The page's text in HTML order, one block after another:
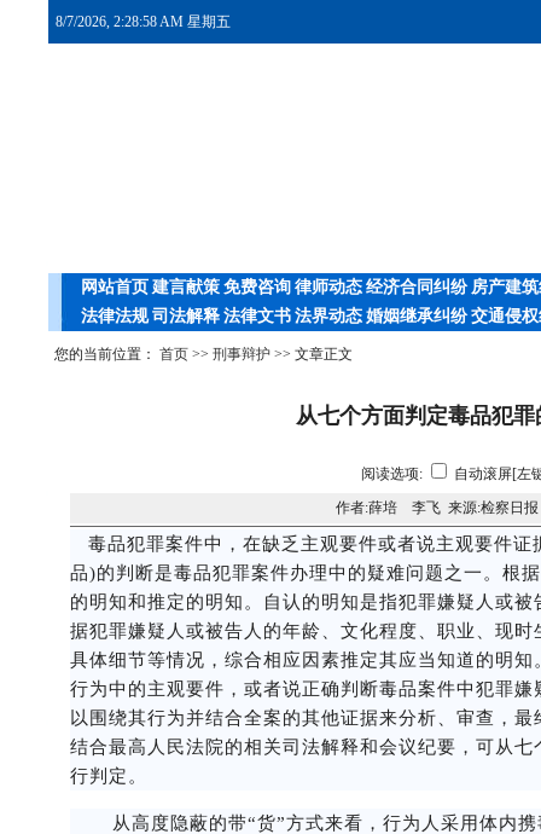
8/7/2026, 2:28:58 AM 星期五
网站首页 建言献策 免费咨询 律师动态 经济合同纠纷 房产建
法律法规 司法解释 法律文书 法界动态 婚姻继承纠纷 交通侵
您的当前位置： 首页 >> 刑事辩护 >> 文章正文
从七个方面判定毒品犯
阅读选项:
自动滚屏[左
作者:薛培 李飞 来源:检察日
毒品犯罪案件中，在缺乏主观要件或者说主观要件
品)的判断是毒品犯罪案件办理中的疑难问题之一。根
的明知和推定的明知。自认的明知是指犯罪嫌疑人或
据犯罪嫌疑人或被告人的年龄、文化程度、职业、现
具体细节等情况，综合相应因素推定其应当知道的明
行为中的主观要件，或者说正确判断毒品案件中犯罪
以围绕其行为并结合全案的其他证据来分析、审查，
结合最高人民法院的相关司法解释和会议纪要，可从
行判定。
从高度隐蔽的带“货”方式来看，行为人采用体内